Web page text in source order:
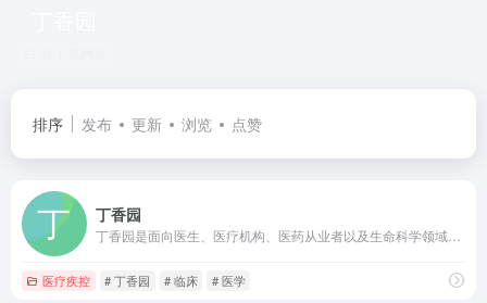
排序 发布 更新 浏览 点赞
丁香园
医疗疾控 # 丁香园 # 临床 # 医学